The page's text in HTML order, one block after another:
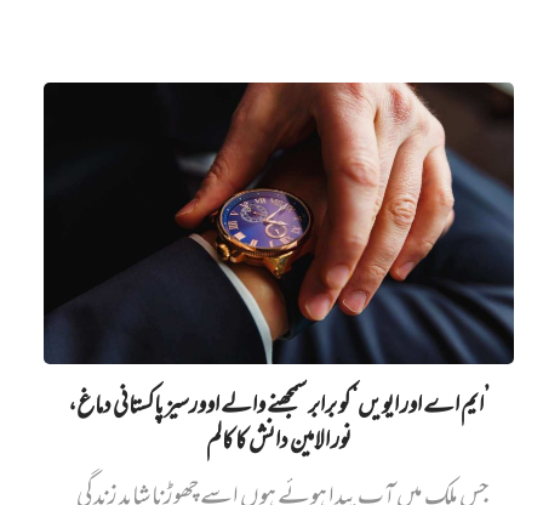
’ایم اے اور ایویں‌‘ کو برابر سمجھنے والے اوورسیز پاکستانی دماغ،
نور الامین دانش کا کالم